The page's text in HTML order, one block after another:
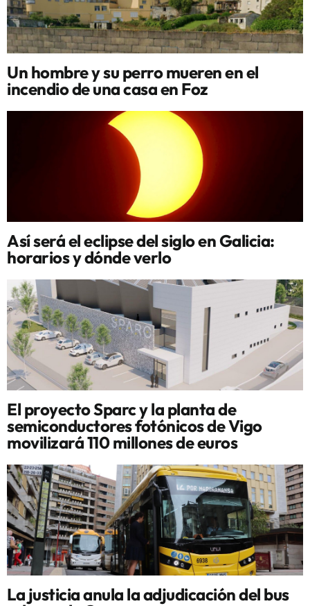
Un hombre y su perro mueren en el
incendio de una casa en Foz
Así será el eclipse del siglo en Galicia:
horarios y dónde verlo
El proyecto Sparc y la planta de
semiconductores fotónicos de Vigo
movilizará 110 millones de euros
La justicia anula la adjudicación del bus